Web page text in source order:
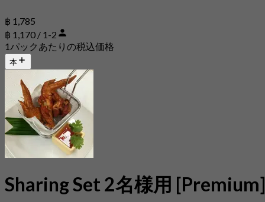
฿ 1,785
฿ 1,170 / 1-2
1パックあたりの税込価格
本
Sharing Set 2名様用 [Premium]